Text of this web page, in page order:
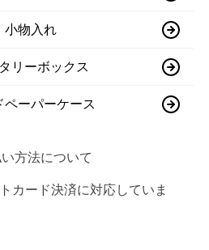
小物入れ
リーボックス
ペーパーケース
方法について
カード決済に対応していま